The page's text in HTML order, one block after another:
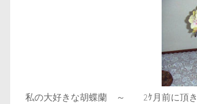
私の大好きな胡蝶蘭 ～ 2ｹ月前に頂き